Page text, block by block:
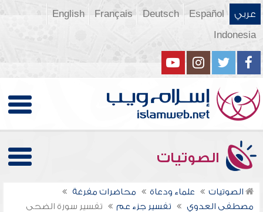
عربي Español
Deutsch
Français
English
Indonesia
الصوتيات
الصوتيات علماء ودعاة
محاضرات مفرغة
مصطفى العدوي
تفسير جزء عم تفسير سورة الضحى